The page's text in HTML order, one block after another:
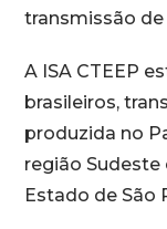
transmissão
A ISA CTEEP
brasileiros,
produzida no
região Sudeste
Estado de São